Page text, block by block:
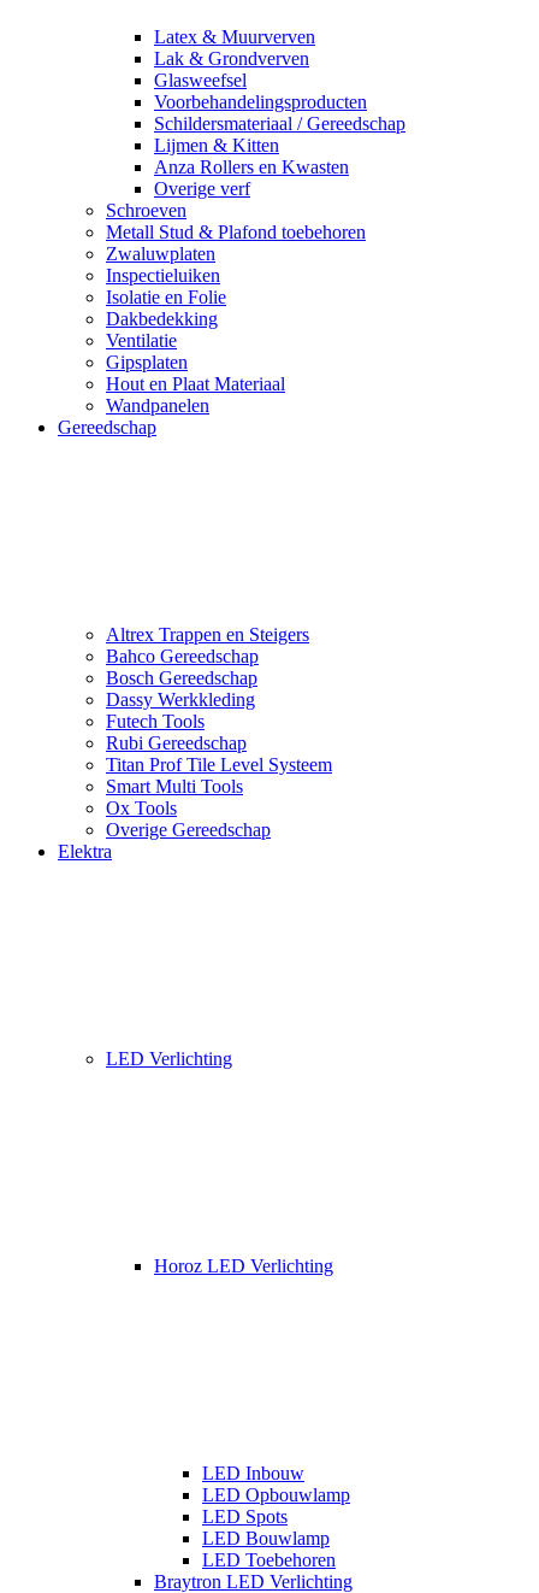
Latex & Muurverven
Lak & Grondverven
Glasweefsel
Voorbehandelingsproducten
Schildersmateriaal / Gereedschap
Lijmen & Kitten
Anza Rollers en Kwasten
Overige verf
Schroeven
Metall Stud & Plafond toebehoren
Zwaluwplaten
Inspectieluiken
Isolatie en Folie
Dakbedekking
Ventilatie
Gipsplaten
Hout en Plaat Materiaal
Wandpanelen
Gereedschap
Altrex Trappen en Steigers
Bahco Gereedschap
Bosch Gereedschap
Dassy Werkkleding
Futech Tools
Rubi Gereedschap
Titan Prof Tile Level Systeem
Smart Multi Tools
Ox Tools
Overige Gereedschap
Elektra
LED Verlichting
Horoz LED Verlichting
LED Inbouw
LED Opbouwlamp
LED Spots
LED Bouwlamp
LED Toebehoren
Braytron LED Verlichting